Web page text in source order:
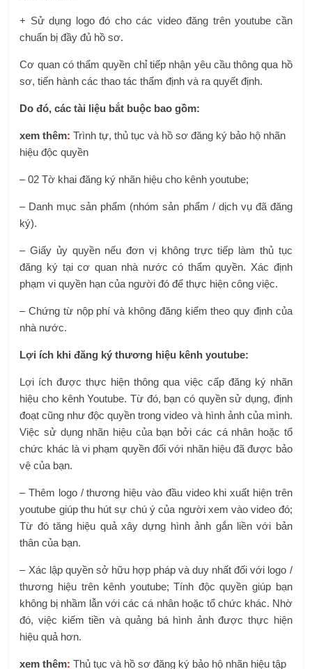
+ Sử dụng logo đó cho các video đăng trên youtube cần
chuẩn bị đầy đủ hồ sơ.
Cơ quan có thẩm quyền chỉ tiếp nhận yêu cầu thông qua hồ
sơ, tiến hành các thao tác thẩm định và ra quyết định.
Do đó, các tài liệu bắt buộc bao gồm:
xem thêm: Trình tự, thủ tục và hồ sơ đăng ký bảo hộ nhãn
hiệu độc quyền
– 02 Tờ khai đăng ký nhãn hiệu cho kênh youtube;
– Danh mục sản phẩm (nhóm sản phẩm / dịch vụ đã đăng
ký).
– Giấy ủy quyền nếu đơn vị không trực tiếp làm thủ tục
đăng ký tại cơ quan nhà nước có thẩm quyền. Xác định
phạm vi quyền hạn của người đó để thực hiện công việc.
– Chứng từ nộp phí và không đăng kiểm theo quy định của
nhà nước.
Lợi ích khi đăng ký thương hiệu kênh youtube:
Lợi ích được thực hiện thông qua việc cấp đăng ký nhãn
hiệu cho kênh Youtube. Từ đó, bạn có quyền sử dụng, định
đoạt cũng như độc quyền trong video và hình ảnh của mình.
Việc sử dụng nhãn hiệu của bạn bởi các cá nhân hoặc tổ
chức khác là vi phạm quyền đối với nhãn hiệu đã được bảo
vệ của bạn.
– Thêm logo / thương hiệu vào đầu video khi xuất hiện trên
youtube giúp thu hút sự chú ý của người xem vào video đó;
Từ đó tăng hiệu quả xây dựng hình ảnh gắn liền với bản
thân của bạn.
– Xác lập quyền sở hữu hợp pháp và duy nhất đối với logo /
thương hiệu trên kênh youtube; Tính độc quyền giúp bạn
không bị nhầm lẫn với các cá nhân hoặc tổ chức khác. Nhờ
đó, việc kiếm tiền và quảng bá hình ảnh được thực hiện
hiệu quả hơn.
xem thêm: Thủ tục và hồ sơ đăng ký bảo hộ nhãn hiệu tập